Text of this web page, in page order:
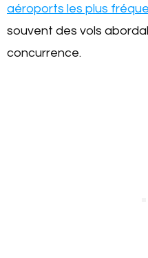
aéroports les plus
souvent des vols
concurrence.